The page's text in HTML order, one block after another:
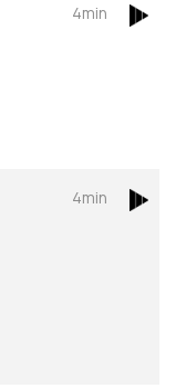
4min
4min